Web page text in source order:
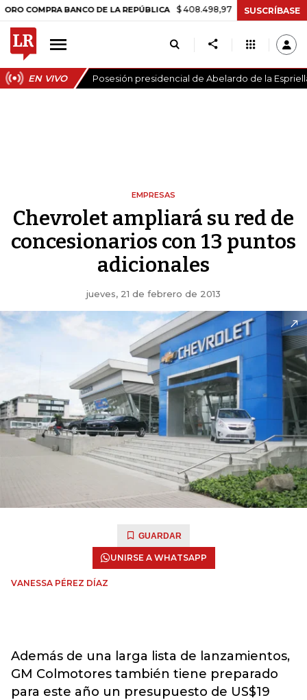
BANCO DE LA REPÚBLICA $ 408.498,97 +$ 8.753,81 +2,19%
SUSCRÍBASE
EN VIVO Posesión presidencial de Abelardo de la
EMPRESAS
Chevrolet ampliará su red de
concesionarios con 13 puntos
adicionales
jueves, 21 de febrero de 2013
GUARDAR
UNIRSE A WHATSAPP
VANESSA PÉREZ DÍAZ
Además de una larga lista de lanzamientos,
GM Colmotores también tiene preparado
para este año un presupuesto de US$19